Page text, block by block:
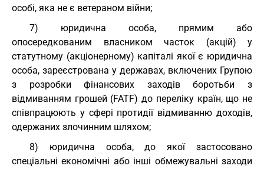
особі, яка не є ветераном війни;
7) юридична особа, прямим або
опосередкованим власником часток (акцій) у
статутному (акціонерному) капіталі якої є юридична
особа, зареєстрована у державах, включених Групою
з розробки фінансових заходів боротьби з
відмиванням грошей (FATF) до переліку країн, що не
співпрацюють у сфері протидії відмиванню доходів,
одержаних злочинним шляхом;
8) юридична особа, до якої застосовано
спеціальні економічні або інші обмежувальні заходи